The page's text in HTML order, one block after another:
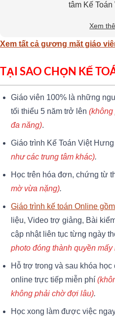
tâm Kế
Xem
Xem tất cả gương mặt giáo
TẠI SAO CHỌN KẾ
Giáo viên 100% là những
tối thiểu 5 năm trở lên (không
đa năng).
Giáo trình Kế Toán Việt
như các trung tâm khác).
Học trên hóa đơn, chứng từ
mờ vừa nặng).
Giáo trình kế toán Online
liệu, Video trợ giảng, Bài
cập nhật liên tục từng ngày
photo đóng thành quyền
Hỗ trợ trong và sau khóa
online trực tiếp miễn phí
không phải chờ đợi lâu).
Học xong làm được việc